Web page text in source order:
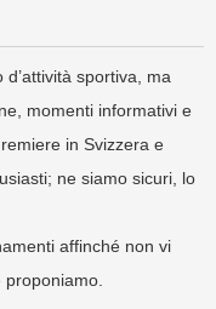
sportiva, ma
momenti informativi e
in Svizzera e
ne siamo sicuri, lo
affinché non vi